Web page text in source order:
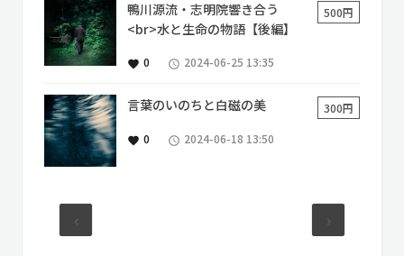
鴨川源流・志明院響き合う
<br>水と生命の物語【後編】
500円
favorite 0 access_time 2024-06-25 13:35
言葉のいのちと白磁の美 300円
favorite 0 access_time 2024-06-18 13:50
‹ ›